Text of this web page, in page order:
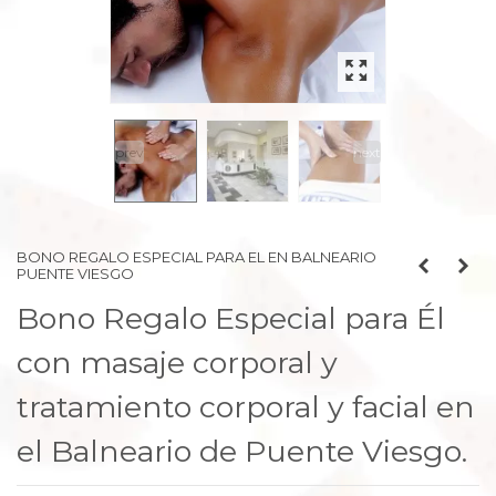
prev next
BONO REGALO ESPECIAL PARA EL EN BALNEARIO
PUENTE VIESGO
Bono Regalo Especial para Él
con masaje corporal y
tratamiento corporal y facial en
el Balneario de Puente Viesgo.